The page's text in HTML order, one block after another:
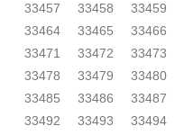
33457
33458 33459
33464
33465 33466
33471
33472 33473
33478
33479 33480
33485
33486 33487
33492
33493 33494